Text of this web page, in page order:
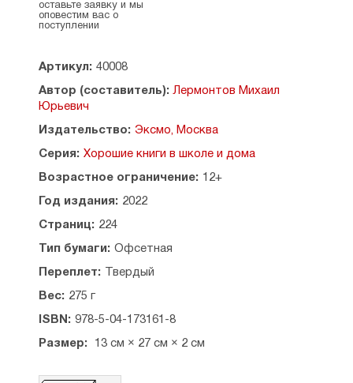
двойственность характера он часто придавал
главным героям своих произведений.
а также лучшие избранные стихотворения.
оставьте заявку и мы
оповестим вас о
поступлении
Артикул: 40008
Автор (составитель): Лермонтов Михаил
Юрьевич
Издательство: Эксмо, Москва
Серия: Хорошие книги в школе и дома
Возрастное ограничение: 12+
Год издания: 2022
Страниц: 224
Тип бумаги: Офсетная
Переплет: Твердый
Вес: 275 г
ISBN: 978-5-04-173161-8
Размер: 13 см × 27 см × 2 см